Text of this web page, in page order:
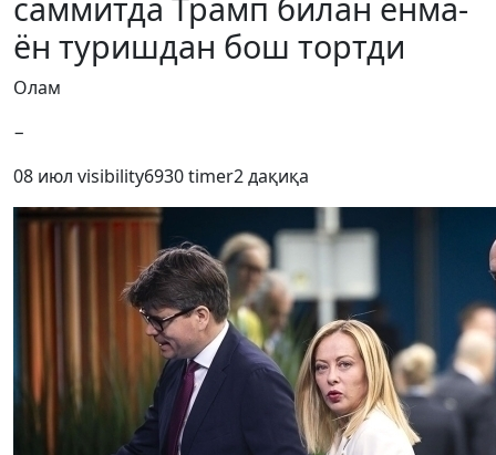
ён туришдан бош тортди
Олам
−
08 июл visibility6930timer2 дақиқа